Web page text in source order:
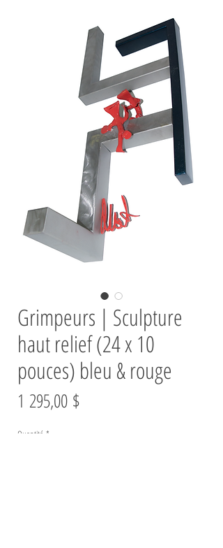
Grimpeurs | Sculpture
haut relief (24 x 10
pouces) bleu & rouge
1 295,00 $Prix
Quantité *